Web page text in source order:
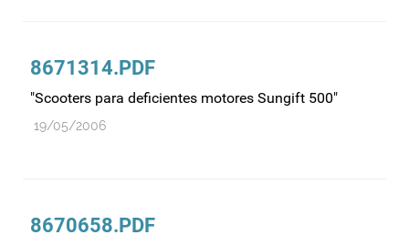
8671314.PDF
"Scooters para deficientes motores Sungift 500"
19/05/2006
8670658.PDF